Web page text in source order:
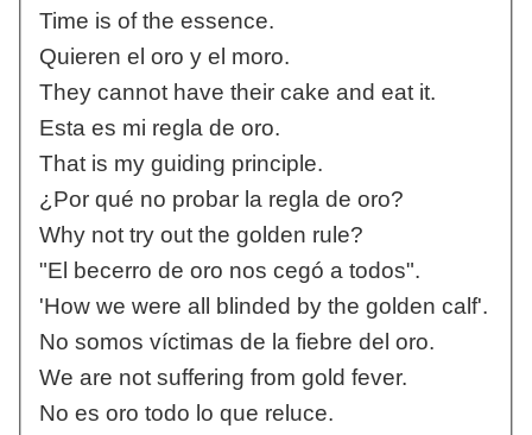
Time is of the essence.
Quieren el oro y el moro.
They cannot have their cake and eat it.
Esta es mi regla de oro.
That is my guiding principle.
¿Por qué no probar la regla de oro?
Why not try out the golden rule?
"El becerro de oro nos cegó a todos".
'How we were all blinded by the golden calf'.
No somos víctimas de la fiebre del oro.
We are not suffering from gold fever.
No es oro todo lo que reluce.